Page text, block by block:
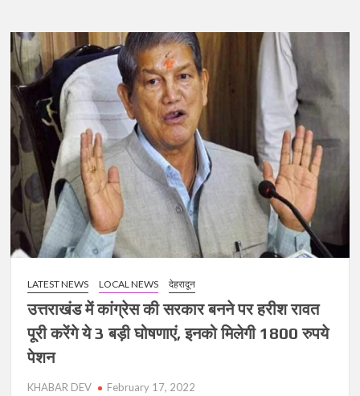
की
धूम
:
हारकर
जीते
सीएम,
इतने
हजार
वोटों
से
जीते
LATEST NEWS LOCAL NEWS देहरादून
उत्तराखंड में कांग्रेस की सरकार बनने पर हरीश रावत
पूरी करेंगे ये 3 बड़ी घोषणाएं, इनको मिलेगी 1800 रुपये
पेशन
KHABAR DEV February 17, 2022